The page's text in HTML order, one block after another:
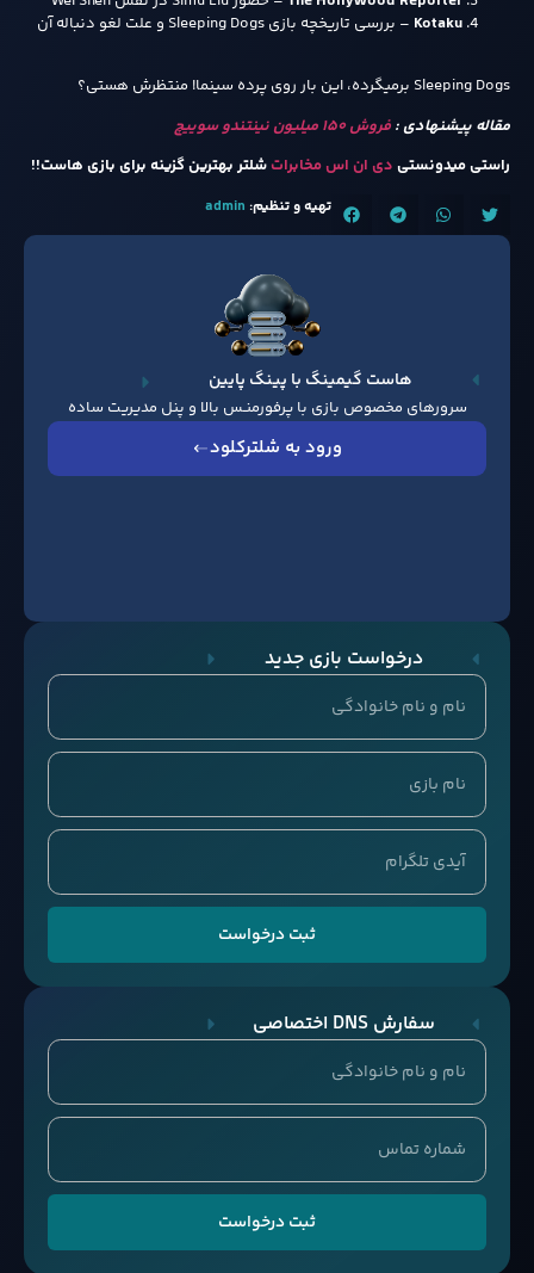
Kotaku – بررسی تاریخچه‌ بازی Sleeping Dogs و علت لغو دنباله‌ آن
Sleeping Dogs برمیگرده، این بار روی پرده‌ سینما! منتظرش هستی؟
مقاله پیشنهادی : فروش ۱۵۰ میلیون نینتندو سوییچ
راستی میدونستی دی ان اس مخابراتشلتر بهترین گزینه برای بازی هاست!!
تهیه و تنظیم: admin
هاست گیمینگ با پینگ پایین
سرورهای مخصوص بازی با پرفورمنـس بالا و پنل مدیریت ساده
ورود به شلترکلود
درخواست بازی جدید
ثبت درخواست
سفارش DNS اختصاصی
ثبت درخواست